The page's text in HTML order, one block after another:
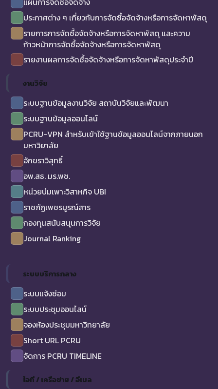
ประกาศต่าง ๆ เกี่ยวกับการจัดซื้อจัดจ้างหรือการจัดหาพัสดุ
รายการการจัดซื้อจัดจ้างหรือการจัดหาพัสดุ และความ
ก้าวหน้าการจัดซื้อจัดจ้างหรือการจัดหาพัสดุ
รายงานผลการจัดซื้อจัดจ้างหรือการจัดหาพัสดุประจำปี
งานวิจัย
ระบบฐานข้อมูลงานวิจัย สถาบันวิจัยและพัฒนา
ระบบฐานข้อมูลออนไลน์
PCRU-VPN สำหรับเข้าใช้ฐานข้อมูลออนไลน์จากภายนอก
มหาวิยาลัย
อักขราวิสุทธิ์
อพ.สธ. มร.พช.
หน่วยบ่มเพาะวิสาหกิจ UBI
ราชภัฏเพชรบูรณ์สาร
กองทุนสนับสนุนการวิจัย
Journal Ranking
ระบบบริการกลาง
ระบบแจ้งซ่อม
ระบบประชุมออนไลน์
จองห้องประชุมมหาวิทยาลัย
Short URL PCRU
จัดการ PCRU TIMELINE
ไอที / เครือข่าย / อีเมล